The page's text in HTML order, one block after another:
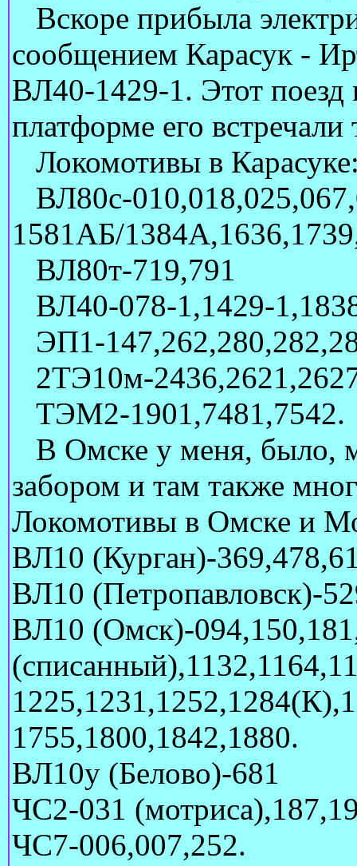
Вскоре прибыла
сообщением Карасук -
ВЛ40-1429-1. Этот поезд
платформе его
Локомотивы в
ВЛ80с-
1581АБ/
ВЛ80т-719,791
ВЛ40-078-1,1429-
ЭП1-
2ТЭ10м-
ТЭМ2-1901,7481,7542.
В Омске у меня, было,
забором и там также
Локомотивы в Омске и
ВЛ10 (Курган)-
ВЛ10 (Петропавловск)-
ВЛ10 (Омск)-
1755,1800,1842,1880.
ВЛ10у (Белово)-681
ЧС2-031
ЧС7-006,007,252.